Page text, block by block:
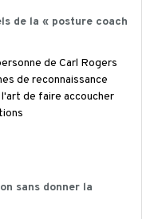
de la « posture coach
de Carl Rogers
de reconnaissance
de faire accoucher
sans donner la